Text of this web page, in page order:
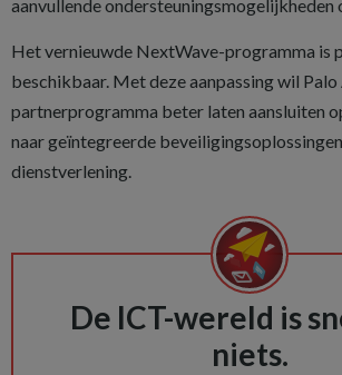
aanvullende ondersteuningsmogelijkheden
Het vernieuwde NextWave-programma is
beschikbaar. Met deze aanpassing wil
partnerprogramma beter laten aansluiten
naar geïntegreerde
dienstverlening.
De ICT-wereld is
niets.